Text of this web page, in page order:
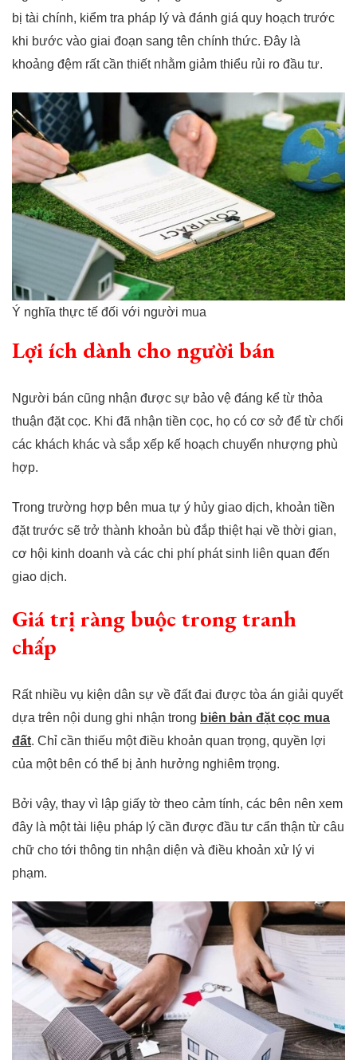
bị tài chính, kiểm tra pháp lý và đánh giá quy hoạch trước
khi bước vào giai đoạn sang tên chính thức. Đây là
khoảng đệm rất cần thiết nhằm giảm thiểu rủi ro đầu tư.
Ý nghĩa thực tế đối với người mua
Lợi ích dành cho người bán
Người bán cũng nhận được sự bảo vệ đáng kể từ thỏa
thuận đặt cọc. Khi đã nhận tiền cọc, họ có cơ sở để từ chối
các khách khác và sắp xếp kế hoạch chuyển nhượng phù
hợp.
Trong trường hợp bên mua tự ý hủy giao dịch, khoản tiền
đặt trước sẽ trở thành khoản bù đắp thiệt hại về thời gian,
cơ hội kinh doanh và các chi phí phát sinh liên quan đến
giao dịch.
Giá trị ràng buộc trong tranh
chấp
Rất nhiều vụ kiện dân sự về đất đai được tòa án giải quyết
dựa trên nội dung ghi nhận trong biên bản đặt cọc mua
đất. Chỉ cần thiếu một điều khoản quan trọng, quyền lợi
của một bên có thể bị ảnh hưởng nghiêm trọng.
Bởi vậy, thay vì lập giấy tờ theo cảm tính, các bên nên xem
đây là một tài liệu pháp lý cần được đầu tư cẩn thận từ câu
chữ cho tới thông tin nhận diện và điều khoản xử lý vi
phạm.